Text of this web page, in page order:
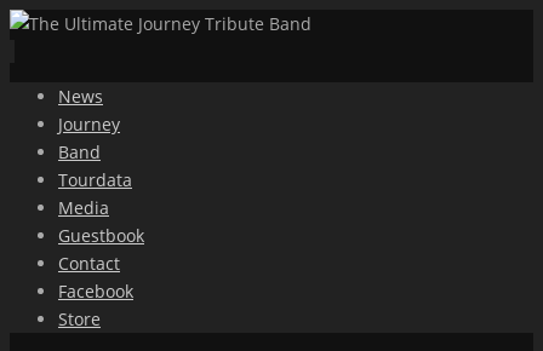
naar
inhoud
News
Journey
Band
Tourdata
Media
Guestbook
Contact
Facebook
Store